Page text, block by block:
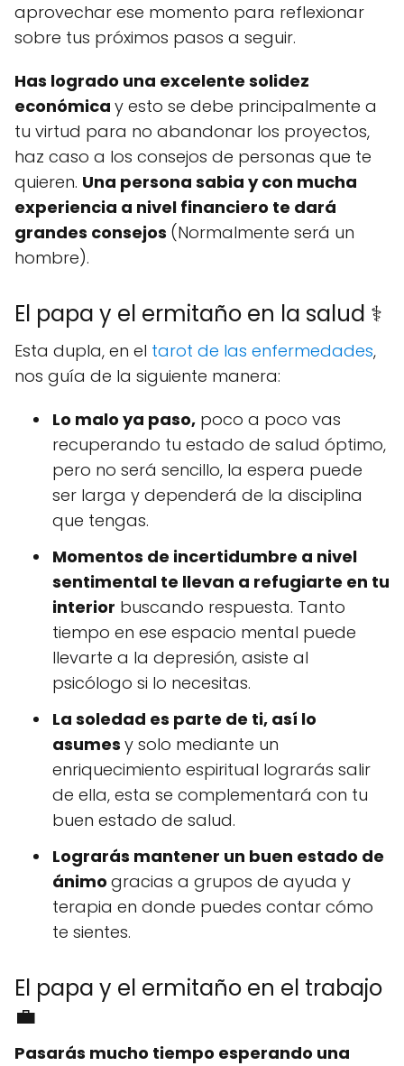
aprovechar ese momento para reflexionar
sobre tus próximos pasos a seguir.
Has logrado una excelente solidez
económica y esto se debe principalmente a
tu virtud para no abandonar los proyectos,
haz caso a los consejos de personas que te
quieren. Una persona sabia y con mucha
experiencia a nivel financiero te dará
grandes consejos (Normalmente será un
hombre).
El papa y el ermitaño en la salud ⚕️
Esta dupla, en el tarot de las enfermedades,
nos guía de la siguiente manera:
Lo malo ya paso, poco a poco vas
recuperando tu estado de salud óptimo,
pero no será sencillo, la espera puede
ser larga y dependerá de la disciplina
que tengas.
Momentos de incertidumbre a nivel
sentimental te llevan a refugiarte en tu
interior buscando respuesta. Tanto
tiempo en ese espacio mental puede
llevarte a la depresión, asiste al
psicólogo si lo necesitas.
La soledad es parte de ti, así lo
asumes y solo mediante un
enriquecimiento espiritual lograrás salir
de ella, esta se complementará con tu
buen estado de salud.
Lograrás mantener un buen estado de
ánimo gracias a grupos de ayuda y
terapia en donde puedes contar cómo
te sientes.
El papa y el ermitaño en el trabajo
💼
Pasarás mucho tiempo esperando una